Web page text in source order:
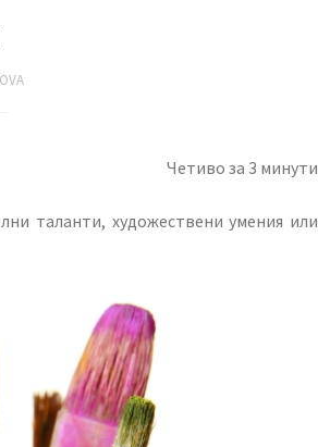
Четиво за 3 минути
таланти, художествени умения или